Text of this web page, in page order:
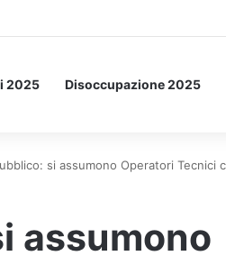
spaziale.
2025 Disoccupazione 2025
si assumono Operatori Tecnici
assumono